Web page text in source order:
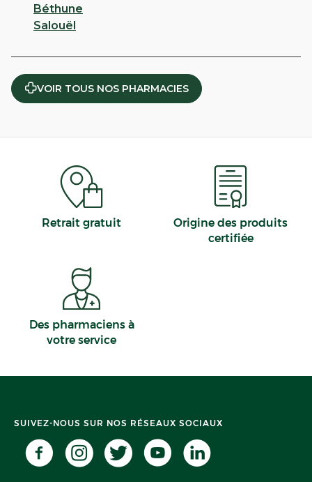
Béthune
Salouël
VOIR TOUS NOS PHARMACIES
Retrait gratuit
Origine des produits
certifiée
Des pharmaciens à
votre service
SUIVEZ-NOUS SUR NOS RÉSEAUX SOCIAUX